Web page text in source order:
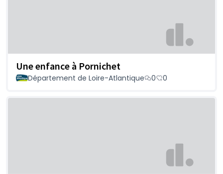
Une enfance à Pornichet
Département de Loire-Atlantique 0 0